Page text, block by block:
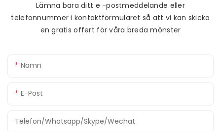
Lämna bara ditt e -postmeddelande eller
telefonnummer i kontaktformuläret så att vi kan skicka
en gratis offert för våra breda mönster
Namn
E-Post
Telefon/whatsapp/skype/wechat